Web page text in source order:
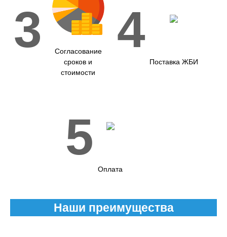
3
Согласование
сроков и
стоимости
4
Поставка ЖБИ
5
Оплата
Наши преимущества